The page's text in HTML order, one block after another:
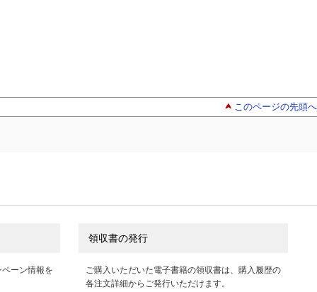
このページの先頭へ
ーン情報を
領収書の発行
ご購入いただいた電子書籍の領収書は、購入履歴の
各注文詳細からご発行いただけます。